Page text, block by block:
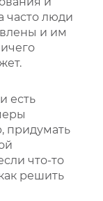
часто люди
и им
есть
придумать
что-то
решить